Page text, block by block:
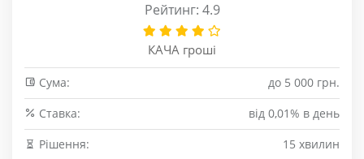
Рейтинг: 4.9
КАЧА гроші
Сума:
до 5 000 грн.
Cтавка:
від 0,01% в день
Рішення:
15 хвилин